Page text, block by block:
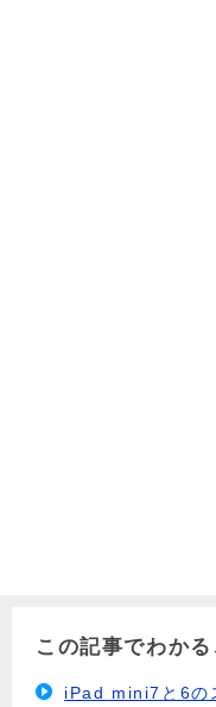
この記事でわかる
iPad mini7と6の